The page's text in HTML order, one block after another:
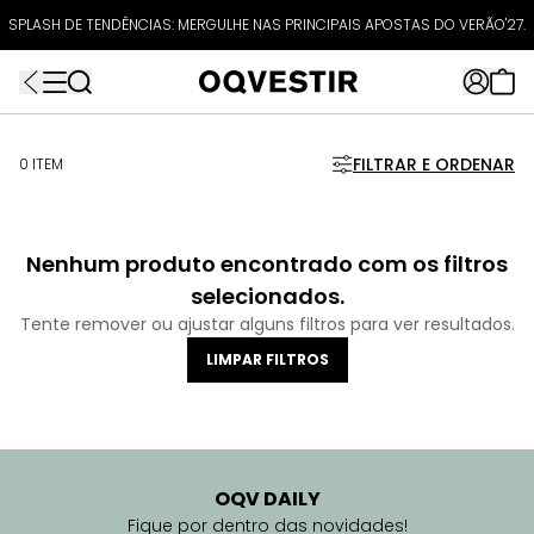
SPLASH DE TENDÊNCIAS: MERGULHE NAS PRINCIPAIS APOSTAS DO VERÃO'27.
ATÉ 80% OFF + 10% OFF EXTRA!
EXTRA10*
FRETEAPP
R$499*
0 ITEM FILTRAR E ORDENAR
Nenhum produto encontrado com os filtros
selecionados.
Tente remover ou ajustar alguns filtros para ver resultados.
LIMPAR FILTROS
OQV DAILY
Fique por dentro das novidades!